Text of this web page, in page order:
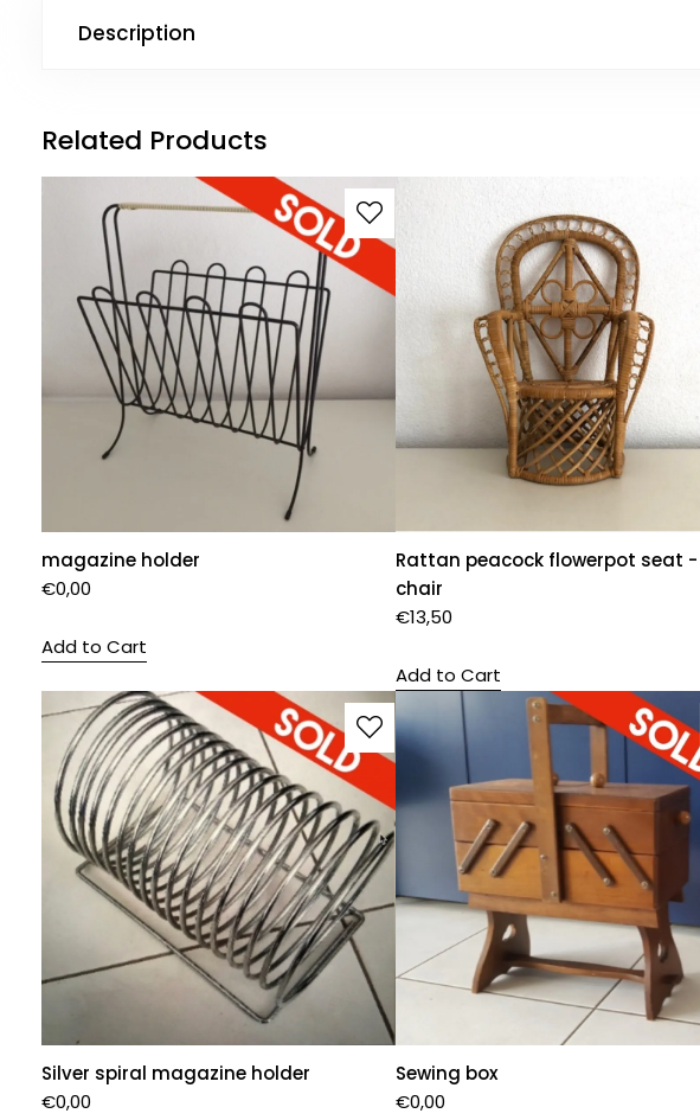
Description
Related Products
magazine holder
€0,00
Add to Cart
Rattan peacock flowerpot seat
chair
€13,50
Add to Cart
Silver spiral magazine holder
€0,00
Sewing box
€0,00